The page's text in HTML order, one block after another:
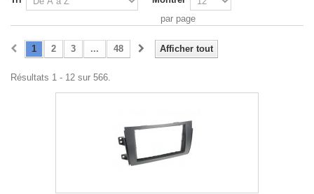
par page
Afficher tout
1 2 3 ... 48
Résultats 1 - 12 sur 566.